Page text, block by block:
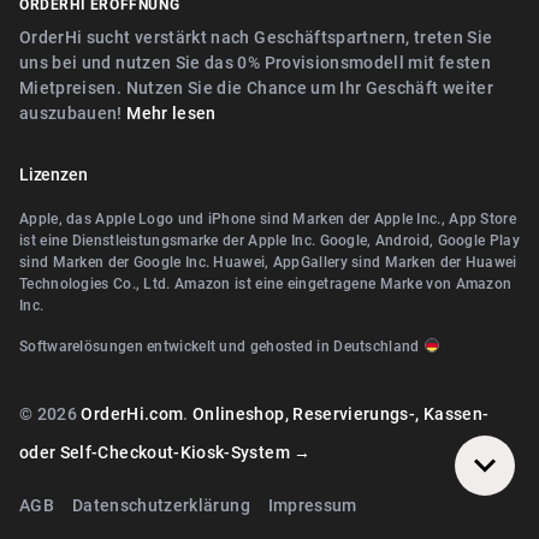
Nähe Fürth
Nähe Zirndorf
Nähe Lauf an der Pegnitz
Nähe Wallerstein
Nähe Wendelstein
Nähe Herzogenaurach
Nähe Roth
Nähe Nittendorf
Nähe Teublitz
Nähe Bayreuth
Nähe Erlangen
Nähe Landshut Altdorf
Nähe Wallerstein
Nähe Pegnitz
Nähe Teublitz
Nähe Bayreuth
Nähe Bamberg
Nähe Würzburg
Nähe Wiesentheid
ORDERHI ERÖFFNUNG
OrderHi sucht verstärkt nach Geschäftspartnern, treten Sie
uns bei und nutzen Sie das 0% Provisionsmodell mit festen
Mietpreisen. Nutzen Sie die Chance um Ihr Geschäft weiter
auszubauen! Mehr lesen
Lizenzen
Apple, das Apple Logo und iPhone sind Marken der Apple Inc., App Store
ist eine Dienstleistungsmarke der Apple Inc. Google, Android, Google Play
sind Marken der Google Inc. Huawei, AppGallery sind Marken der Huawei
Technologies Co., Ltd. Amazon ist eine eingetragene Marke von Amazon
Inc.
Softwarelösungen entwickelt und gehosted in Deutschland
© 2026OrderHi.com.Onlineshop, Reservierungs-, Kassen-
oder Self-Checkout-Kiosk-System →
AGB Datenschutzerklärung Impressum